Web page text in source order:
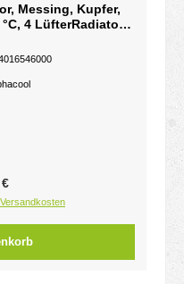
Messing, Kupfer,
4 LüfterRadiator -
- 1375 g
Preis: